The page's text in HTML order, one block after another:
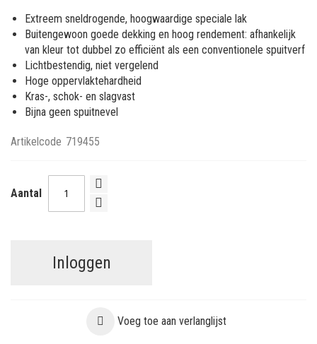
afbeeldingen-
gallerij
Extreem sneldrogende, hoogwaardige speciale lak
Buitengewoon goede dekking en hoog rendement: afhankelijk
van kleur tot dubbel zo efficiënt als een conventionele spuitverf
Lichtbestendig, niet vergelend
Hoge oppervlaktehardheid
Kras-, schok- en slagvast
Bijna geen spuitnevel
Artikelcode 719455
Aantal
Inloggen
Voeg toe aan verlanglijst